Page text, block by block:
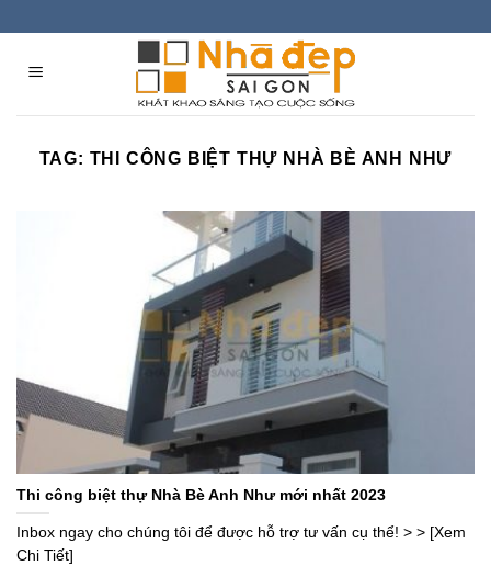
content
TAG: THI CÔNG BIỆT THỰ NHÀ BÈ ANH NHƯ
Thi công biệt thự Nhà Bè Anh Như mới nhất 2023
Inbox ngay cho chúng tôi để được hỗ trợ tư vấn cụ thể! > > [Xem
Chi Tiết]